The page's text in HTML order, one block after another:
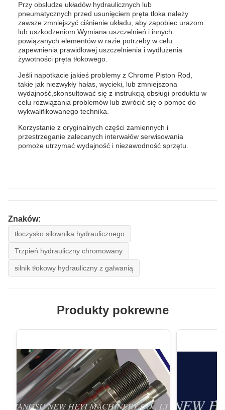
Przy obsłudze układów hydraulicznych lub
pneumatycznych przed usunięciem pręta tłoka należy
zawsze zmniejszyć ciśnienie układu, aby zapobiec urazom
lub uszkodzeniom.Wymiana uszczelnień i innych
powiązanych elementów w razie potrzeby w celu
zapewnienia prawidłowej uszczelnienia i wydłużenia
żywotności pręta tłokowego.
Jeśli napotkacie jakieś problemy z Chrome Piston Rod,
takie jak niezwykły hałas, wycieki, lub zmniejszona
wydajność,skonsultować się z instrukcją obsługi produktu w
celu rozwiązania problemów lub zwrócić się o pomoc do
wykwalifikowanego technika.
Korzystanie z oryginalnych części zamiennych i
przestrzeganie zalecanych interwałów serwisowania
pomoże utrzymać wydajność i niezawodność sprzętu.
Znaków:
tłoczysko siłownika hydraulicznego
Trzpień hydrauliczny chromowany
silnik tłokowy hydrauliczny z galwanią
Produkty pokrewne